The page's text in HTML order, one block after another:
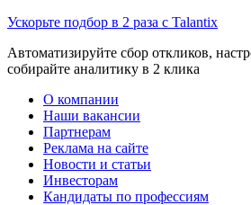
Ускорьте подбор в 2 раза с Talantix
Автоматизируйте сбор откликов,
собирайте аналитику в 2 клика
О компании
Наши вакансии
Партнерам
Реклама на сайте
Новости и статьи
Инвесторам
Кандидаты по профессиям